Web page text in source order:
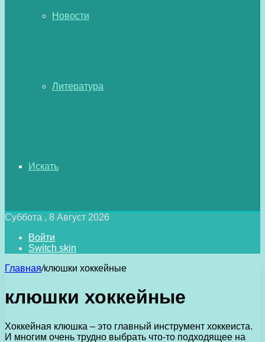
Новости
Литература
Искать
Суббота , 8 Август 2026
Войти
Switch skin
Главная/клюшки хоккейные
клюшки хоккейные
Хоккейная клюшка – это главный инструмент хоккеиста.
И многим очень трудно выбрать что-то подходящее на